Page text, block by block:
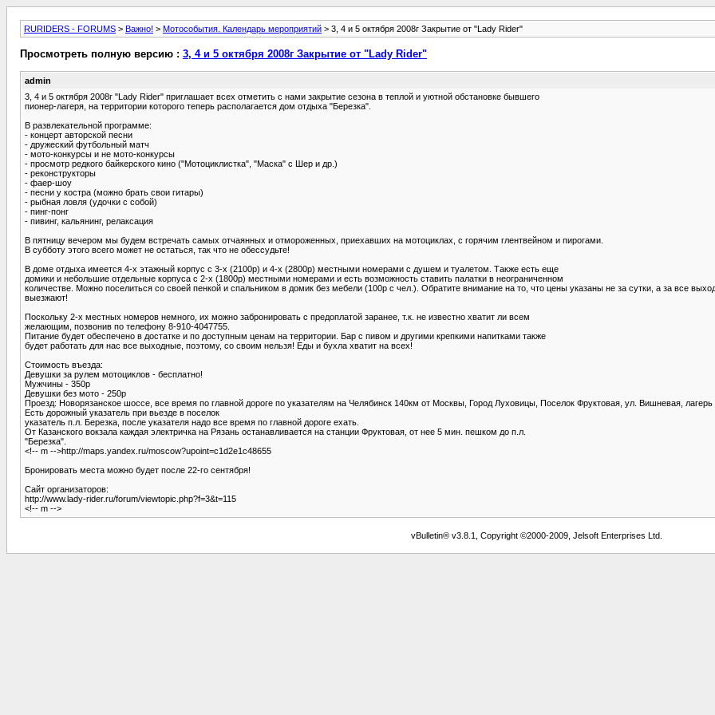
RURIDERS - FORUMS > Важно! > Мотособытия. Календарь мероприятий > 3, 4 и 5 октября 2008г Закрытие от "Lady Rider"
Просмотреть полную версию : 3, 4 и 5 октября 2008г Закрытие от "Lady Rider"
admin
3, 4 и 5 октября 2008г "Lady Rider" приглашает всех отметить с нами закрытие сезона в теплой и уютной обстановке бывшего
пионер-лагеря, на территории которого теперь располагается дом отдыха "Березка".
В развлекательной программе:
- концерт авторской песни
- дружеский футбольный матч
- мото-конкурсы и не мото-конкурсы
- просмотр редкого байкерского кино ("Мотоциклистка", "Маска" с Шер и др.)
- реконструкторы
- фаер-шоу
- песни у костра (можно брать свои гитары)
- рыбная ловля (удочки с собой)
- пинг-понг
- пивинг, кальянинг, релаксация
В пятницу вечером мы будем встречать самых отчаянных и отмороженных, приехавших на мотоциклах, с горячим глентвейном и пирогами.
В субботу этого всего может не остаться, так что не обессудьте!
В доме отдыха имеется 4-х этажный корпус с 3-х (2100р) и 4-х (2800р) местными номерами с душем и туалетом. Также есть еще
домики и небольшие отдельные корпуса с 2-х (1800р) местными номерами и есть возможность ставить палатки в неограниченном
количестве. Можно поселиться со своей пенкой и спальником в домик без мебели (100р с чел.). Обратите внимание на то, что цены указаны не за сутки, а за все
выезжают!
Поскольку 2-х местных номеров немного, их можно забронировать с предоплатой заранее, т.к. не известно хватит ли всем
желающим, позвонив по телефону 8-910-4047755.
Питание будет обеспечено в достатке и по доступным ценам на территории. Бар с пивом и другими крепкими напитками также
будет работать для нас все выходные, поэтому, со своим нельзя! Еды и бухла хватит на всех!
Стоимость въезда:
Девушки за рулем мотоциклов - бесплатно!
Мужчины - 350р
Девушки без мото - 250р
Проезд: Новорязанское шоссе, все время по главной дороге по указателям на Челябинск 140км от Москвы, Город Луховицы, Поселок Фруктовая, ул. Вишневая, лагерь
Есть дорожный указатель при вьезде в поселок
указатель п.л. Березка, после указателя надо все время по главной дороге ехать.
От Казанского вокзала каждая электричка на Рязань останавливается на станции Фруктовая, от нее 5 мин. пешком до п.л.
"Березка".
<!-- m -->http://maps.yandex.ru/moscow?upoint=c1d2e1c48655
Бронировать места можно будет после 22-го сентября!
Сайт организаторов:
http://www.lady-rider.ru/forum/viewtopic.php?f=3&t=115
<!-- m -->
vBulletin® v3.8.1, Copyright ©2000-2009, Jelsoft Enterprises Ltd.